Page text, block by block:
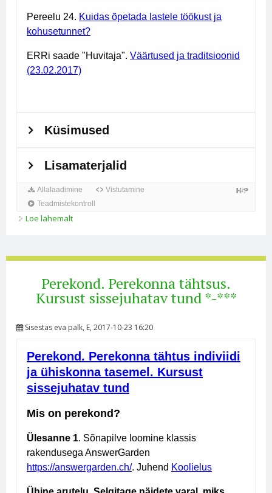
Loe lähemalt
Perekond. Perekonna tähtsus.
Kursust sissejuhatav tund *-***
Sisestas eva palk, E, 2017-10-23 16:20